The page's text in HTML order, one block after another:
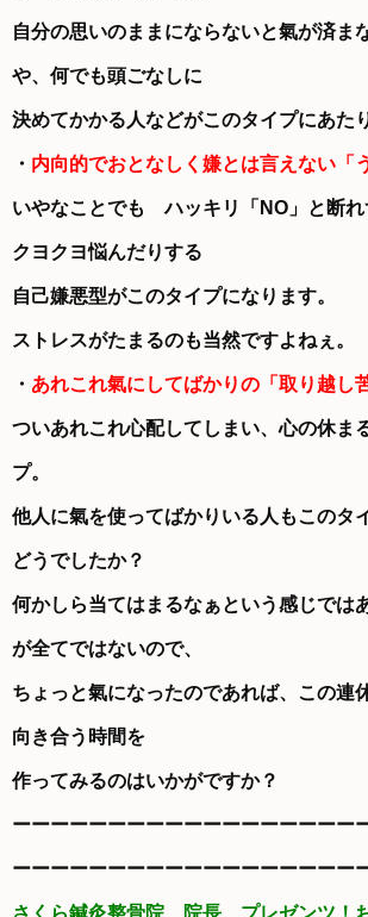
自分の思いのままにならないと氣が済ま
や、何でも頭ごなしに
決めてかかる人などがこのタイプにあた
・ 内向的でおとなしく嫌とは言えない「
いやなことでも ハッキリ「NO」と断れ
クヨクヨ悩んだりする
自己嫌悪型がこのタイプになります。
ストレスがたまるのも当然ですよねぇ。
・ あれこれ氣にしてばかりの「取り越し
ついあれこれ心配してしまい、心の休ま
プ。
他人に氣を使ってばかりいる人もこのタ
どうでしたか？
何かしら当てはまるなぁという感じでは
が全てではないので、
ちょっと氣になったのであれば、この連
向き合う時間を
作ってみるのはいかがですか？
ーーーーーーーーーーーーーーーーーー
ーーーーーーーーーーーーーーーーーー